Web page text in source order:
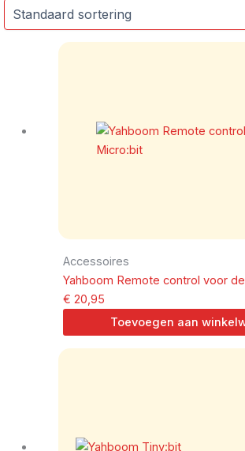
Accessoires
Yahboom Remote control voor
€ 20,95
Toevoegen aan